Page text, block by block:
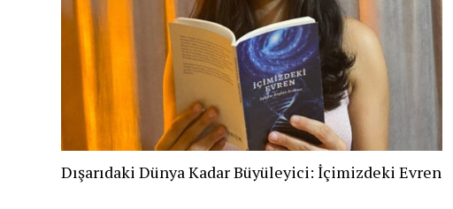
Dışarıdaki Dünya Kadar Büyüleyici: İçimizdeki Evren